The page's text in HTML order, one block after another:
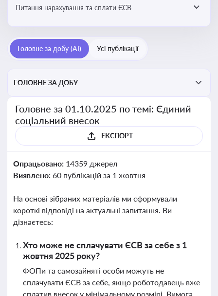
Питання нарахування та сплати ЄСВ
Головне за добу (AI) Усі публікації
ГОЛОВНЕ ЗА ДОБУ
Головне за 01.10.2025 по темі: Єдиний
соціальний внесок
ЕКСПОРТ
Опрацьовано: 14359 джерел
Виявлено: 60 публікацій за 1 жовтня
На основі зібраних матеріалів ми сформували
короткі відповіді на актуальні запитання. Ви
дізнаєтесь:
Хто може не сплачувати ЄСВ за себе з 1
жовтня 2025 року?
ФОПи та самозайняті особи можуть не
сплачувати ЄСВ за себе, якщо роботодавець вже
сплатив внесок у мінімальному розмірі. Вимога